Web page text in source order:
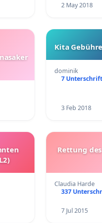
2 May 2018
Kita
dominik
7
3 Feb 2018
Rettung
Claudia Harde
337
7 Jul 2015